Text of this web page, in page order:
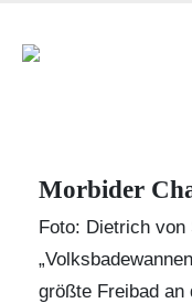
Morbider
Foto: Dietrich
größte Freibad